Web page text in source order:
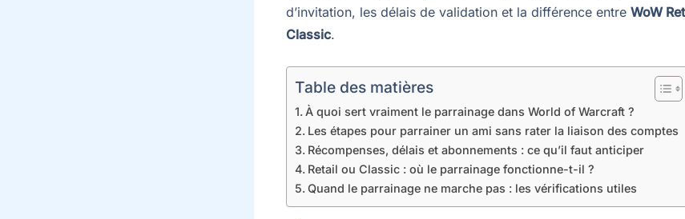
d’invitation, les délais de validation et la différence entre WoW
Classic.
Table des matières
À quoi sert vraiment le parrainage dans World of Warcraft ?
Les étapes pour parrainer un ami sans rater la liaison des comptes
Récompenses, délais et abonnements : ce qu’il faut anticiper
Retail ou Classic : où le parrainage fonctionne-t-il ?
Quand le parrainage ne marche pas : les vérifications utiles